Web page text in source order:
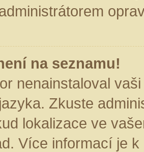
na seznamu!
nenainstaloval
Zkuste
lokalizace ve
Více informací je